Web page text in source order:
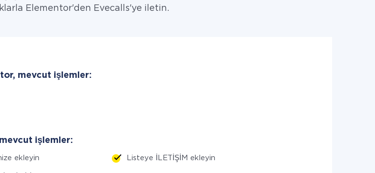
Elementor'den Evecalls'ye iletin.
mevcut işlemler:
mevcut işlemler:
ekleyin Listeye İLETİŞİM ekleyin